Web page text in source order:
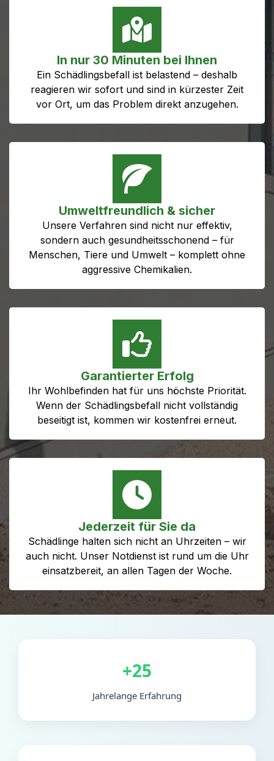
In nur 30 Minuten bei Ihnen
Ein Schädlingsbefall ist belastend – deshalb
reagieren wir sofort und sind in kürzester Zeit
vor Ort, um das Problem direkt anzugehen.
Umweltfreundlich & sicher
Unsere Verfahren sind nicht nur effektiv,
sondern auch gesundheitsschonend – für
Menschen, Tiere und Umwelt – komplett ohne
aggressive Chemikalien.
Garantierter Erfolg
Ihr Wohlbefinden hat für uns höchste Priorität.
Wenn der Schädlingsbefall nicht vollständig
beseitigt ist, kommen wir kostenfrei erneut.
Jederzeit für Sie da
Schädlinge halten sich nicht an Uhrzeiten – wir
auch nicht. Unser Notdienst ist rund um die Uhr
einsatzbereit, an allen Tagen der Woche.
+25
Jahrelange Erfahrung